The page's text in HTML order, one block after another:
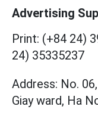
Advertising
Print: (+84 24)
24) 35335237
Address: No.
Giay ward, Ha